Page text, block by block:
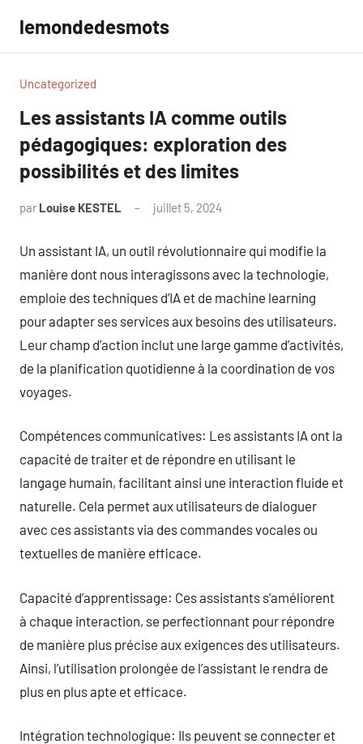
contenu
lemondedesmots
Uncategorized
Les assistants IA comme outils
pédagogiques: exploration des
possibilités et des limites
par Louise KESTEL juillet 5, 2024
Un assistant IA, un outil révolutionnaire qui modifie la
manière dont nous interagissons avec la technologie,
emploie des techniques d’IA et de machine learning
pour adapter ses services aux besoins des utilisateurs.
Leur champ d’action inclut une large gamme d’activités,
de la planification quotidienne à la coordination de vos
voyages.
Compétences communicatives: Les assistants IA ont la
capacité de traiter et de répondre en utilisant le
langage humain, facilitant ainsi une interaction fluide et
naturelle. Cela permet aux utilisateurs de dialoguer
avec ces assistants via des commandes vocales ou
textuelles de manière efficace.
Capacité d’apprentissage: Ces assistants s’améliorent
à chaque interaction, se perfectionnant pour répondre
de manière plus précise aux exigences des utilisateurs.
Ainsi, l’utilisation prolongée de l’assistant le rendra de
plus en plus apte et efficace.
Intégration technologique: Ils peuvent se connecter et